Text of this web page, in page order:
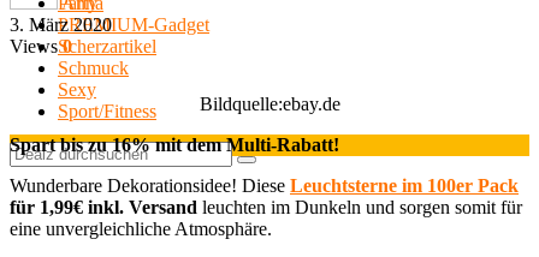
PREMIUM-Gadget
Scherzartikel
Schmuck
Sexy
Sport/Fitness
3. März 2020
Views 0
Bildquelle:ebay.de
Spart bis zu 16% mit dem Multi-Rabatt!
Wunderbare Dekorationsidee! Diese Leuchtsterne im 100er Pack
für 1,99€ inkl. Versand leuchten im Dunkeln und sorgen somit für
eine unvergleichliche Atmosphäre.